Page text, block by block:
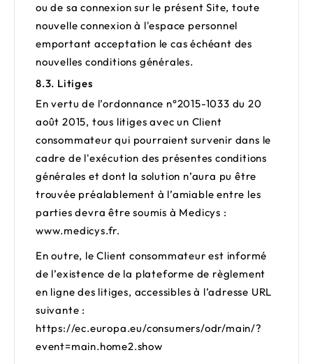
ou de sa connexion sur le présent Site, toute
nouvelle connexion à l'espace personnel
emportant acceptation le cas échéant des
nouvelles conditions générales.
8.3. Litiges
En vertu de l’ordonnance n°2015-1033 du 20
août 2015, tous litiges avec un Client
consommateur qui pourraient survenir dans le
cadre de l'exécution des présentes conditions
générales et dont la solution n’aura pu être
trouvée préalablement à l’amiable entre les
parties devra être soumis à Medicys :
www.medicys.fr.
En outre, le Client consommateur est informé
de l’existence de la plateforme de règlement
en ligne des litiges, accessibles à l’adresse URL
suivante :
https://ec.europa.eu/consumers/odr/main/?
event=main.home2.show